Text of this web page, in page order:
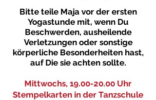
Bitte teile Maja vor der ersten
Yogastunde mit, wenn Du
Beschwerden, ausheilende
Verletzungen oder sonstige
körperliche Besonderheiten hast,
auf Die sie achten sollte.
Mittwochs, 19.00-20.00 Uhr
Stempelkarten in der Tanzschule